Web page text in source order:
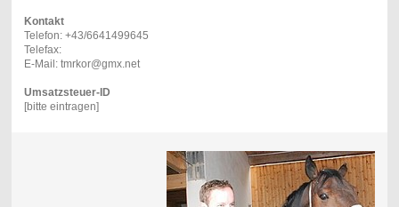
Kontakt
Telefon: +43/6641499645
Telefax:
E-Mail: tmrkor@gmx.net
Umsatzsteuer-ID
[bitte eintragen]